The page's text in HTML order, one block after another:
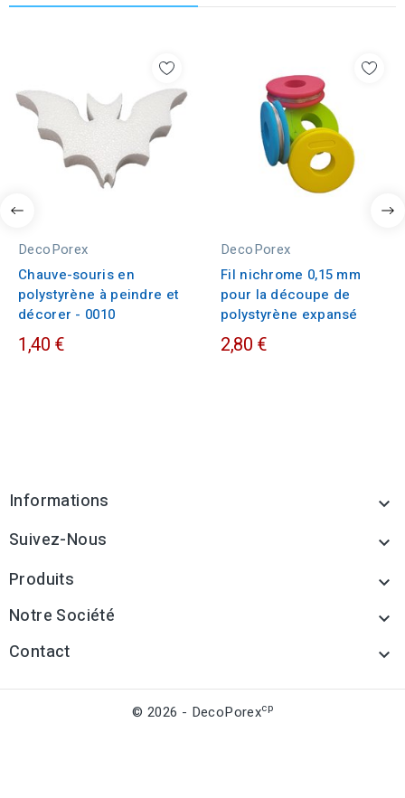
DecoPorex
Chauve-souris en
polystyrène à peindre et
décorer - 0010
1,40 €
DecoPorex
Fil nichrome 0,15 mm
pour la découpe de
polystyrène expansé
2,80 €
Informations 
Suivez-Nous 
Produits 
Notre Société 
Contact 
© 2026 - DecoPorexcp